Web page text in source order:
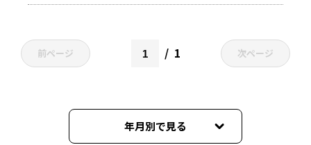
前ページ 1 次ページ
年月別で見る